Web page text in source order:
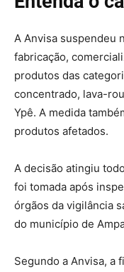
A Anvisa suspendeu
fabricação,
produtos das
concentrado, lava-
Ypê. A medida
produtos afetados.
A decisão atingiu
foi tomada após
órgãos da vigilância
do município de
Segundo a Anvisa, a